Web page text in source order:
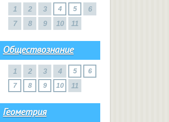
1 2 3 4 5
6
7
8 9 10 11
Обществознание
1 2 3 4 5
6
7
8 9 10 11
Геометрия